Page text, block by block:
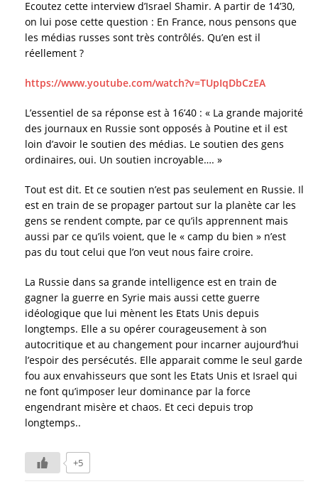
Ecoutez cette interview d’Israel Shamir. A partir de 14’30,
on lui pose cette question : En France, nous pensons que
les médias russes sont très contrôlés. Qu’en est il
réellement ?
https://www.youtube.com/watch?v=TUpIqDbCzEA
L’essentiel de sa réponse est à 16’40 : « La grande majorité
des journaux en Russie sont opposés à Poutine et il est
loin d’avoir le soutien des médias. Le soutien des gens
ordinaires, oui. Un soutien incroyable…. »
Tout est dit. Et ce soutien n’est pas seulement en Russie. Il
est en train de se propager partout sur la planète car les
gens se rendent compte, par ce qu’ils apprennent mais
aussi par ce qu’ils voient, que le « camp du bien » n’est
pas du tout celui que l’on veut nous faire croire.
La Russie dans sa grande intelligence est en train de
gagner la guerre en Syrie mais aussi cette guerre
idéologique que lui mènent les Etats Unis depuis
longtemps. Elle a su opérer courageusement à son
autocritique et au changement pour incarner aujourd’hui
l’espoir des persécutés. Elle apparait comme le seul garde
fou aux envahisseurs que sont les Etats Unis et Israel qui
ne font qu’imposer leur dominance par la force
engendrant misère et chaos. Et ceci depuis trop
longtemps..
+5